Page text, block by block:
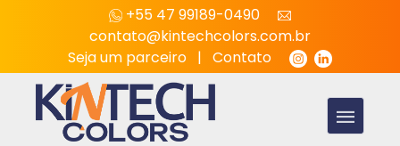
+55 47 99189-0490
contato@kintechcolors.com.br
Seja um parceiro | Contato